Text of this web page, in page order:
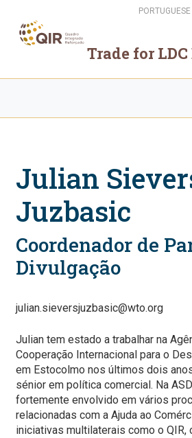
conteúdo
principal
Select
your
Trade for
Julian
Juzbasic
Coordenador de
Divulgação
julian.sieversjuzbasic@wto.org
Julian tem estado a trabalhar na
Cooperação Internacional para o
em Estocolmo nos últimos dois
sénior em política comercial. Na
fortemente envolvido em vários
relacionadas com a Ajuda ao
iniciativas multilaterais como o QIR,